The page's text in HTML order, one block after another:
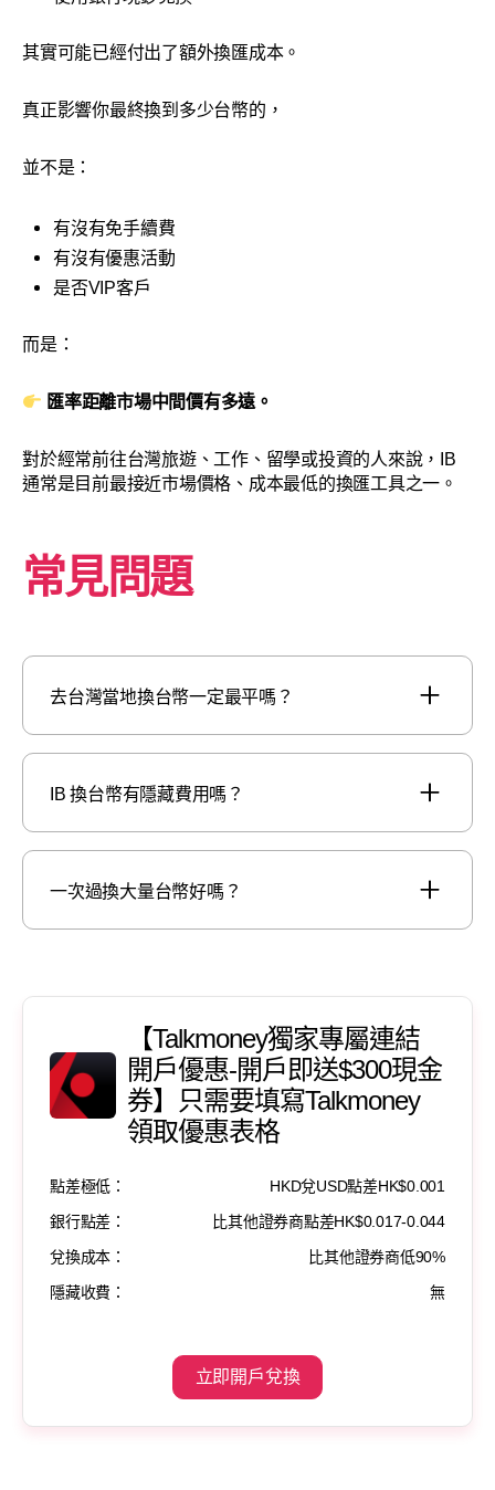
其實可能已經付出了額外換匯成本。
真正影響你最終換到多少台幣的，
並不是：
有沒有免手續費
有沒有優惠活動
是否VIP客戶
而是：
匯率距離市場中間價有多遠。
對於經常前往台灣旅遊、工作、留學或投資的人來說，IB
通常是目前最接近市場價格、成本最低的換匯工具之一。
常見問題
去台灣當地換台幣一定最平嗎？
IB 換台幣有隱藏費用嗎？
一次過換大量台幣好嗎？
【Talkmoney獨家專屬連結
開戶優惠-開戶即送$300現金
券】只需要填寫Talkmoney
領取優惠表格
點差極低：
HKD兌USD點差HK$0.001
銀行點差：
比其他證券商點差HK$0.017-0.044
兌換成本：
比其他證券商低90%
隱藏收費：
無
立即開戶兌換